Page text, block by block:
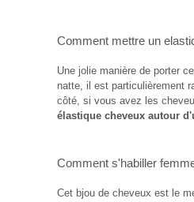
Comment mettre un
Une jolie manière de porter
natte, il est particulièrement
côté, si vous avez les
élastique cheveux autour
Comment s'habiller
Cet bjou de cheveux est le